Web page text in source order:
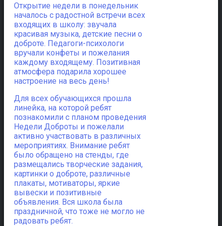
Открытие недели в понедельник
началось с радостной встречи всех
входящих в школу: звучала
красивая музыка, детские песни о
доброте. Педагоги-психологи
вручали конфеты и пожелания
каждому входящему. Позитивная
атмосфера подарила хорошее
настроение на весь день!
Для всех обучающихся прошла
линейка, на которой ребят
познакомили с планом проведения
Недели Доброты и пожелали
активно участвовать в различных
мероприятиях. Внимание ребят
было обращено на стенды, где
размещались творческие задания,
картинки о доброте, различные
плакаты, мотиваторы, яркие
вывески и позитивные
объявления. Вся школа была
праздничной, что тоже не могло не
радовать ребят.